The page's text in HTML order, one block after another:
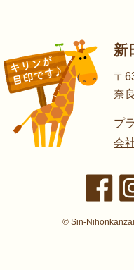
新
〒
奈
プ
会
© Sin-